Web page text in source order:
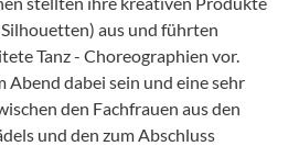
aus und führten
Tanz - Choreographien vor.
Abend dabei sein und eine sehr
den Fachfrauen aus den
und den zum Abschluss